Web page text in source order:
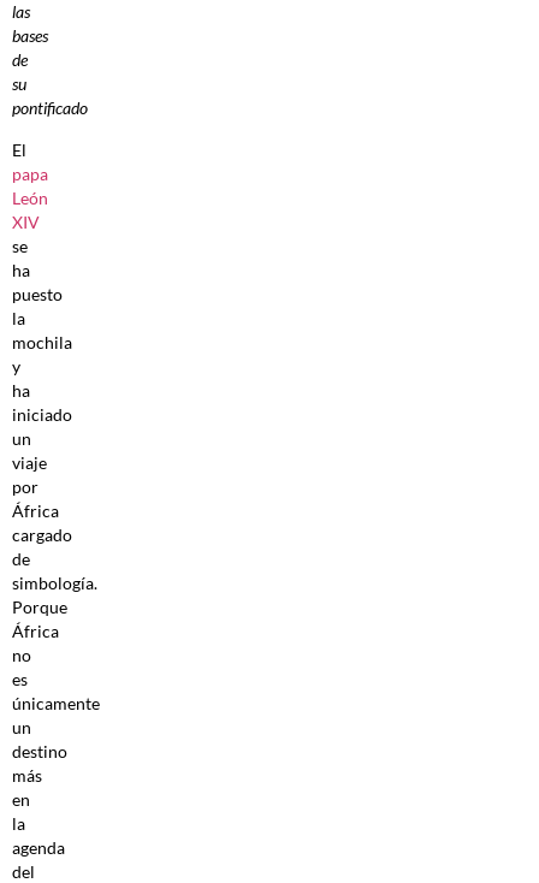
las
bases
de
su
pontificado
El
papa
León
XIV
se
ha
puesto
la
mochila
y
ha
iniciado
un
viaje
por
África
cargado
de
simbología.
Porque
África
no
es
únicamente
un
destino
más
en
la
agenda
del